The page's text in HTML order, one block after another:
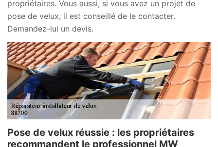
propriétaires. Vous aussi, si vous avez un projet de
pose de velux, il est conseillé de le contacter.
Demandez-lui un devis.
Pose de velux réussie : les propriétaires
recommandent le professionnel MW